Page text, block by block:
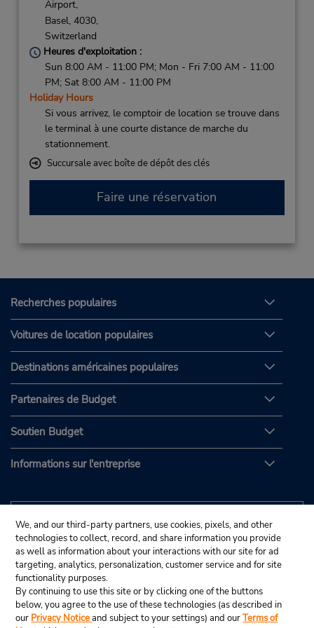
Airport,
Basel, 4030,
Switzerland
Heures d'exploitation :
Sun 8:00 AM - 11:00 PM; Mon - Fri 7:00 AM - 11:00
PM; Sat 8:00 AM - 11:00 PM
Holiday Hours
Si vous arrivez, le comptoir de location se trouve dans
le terminal à une courte distance de marche du
stationnement.
Succursale avec boîte de dépôt des clés
Faire une réservation
Recherches populaires
Voitures de location populaires
Destinations américaines populaires
Partenaires de Budget
Soutien Budget
Informations sur l'entreprise
We, and our third-party partners, use cookies, pixels, and other
technologies to collect, record, and share information you provide
as well as information about your interactions with our site for ad
targeting, analytics, personalization, customer service and for site
functionality purposes.
By continuing to use this site or by clicking one of the buttons
below, you agree to the use of these technologies (as described in
our Privacy Noticeand subject to your settings) and ourTerms of